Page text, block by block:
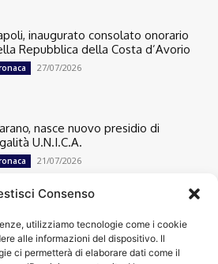
Consenso
utilizziamo tecnologie come i cookie
alle informazioni del dispositivo. Il
ci permetterà di elaborare dati come il
inaugurato consolato onorario
Repubblica della Costa d’Avorio
27/07/2026
nasce nuovo presidio di
U.N.I.C.A.
21/07/2026
13501
7305